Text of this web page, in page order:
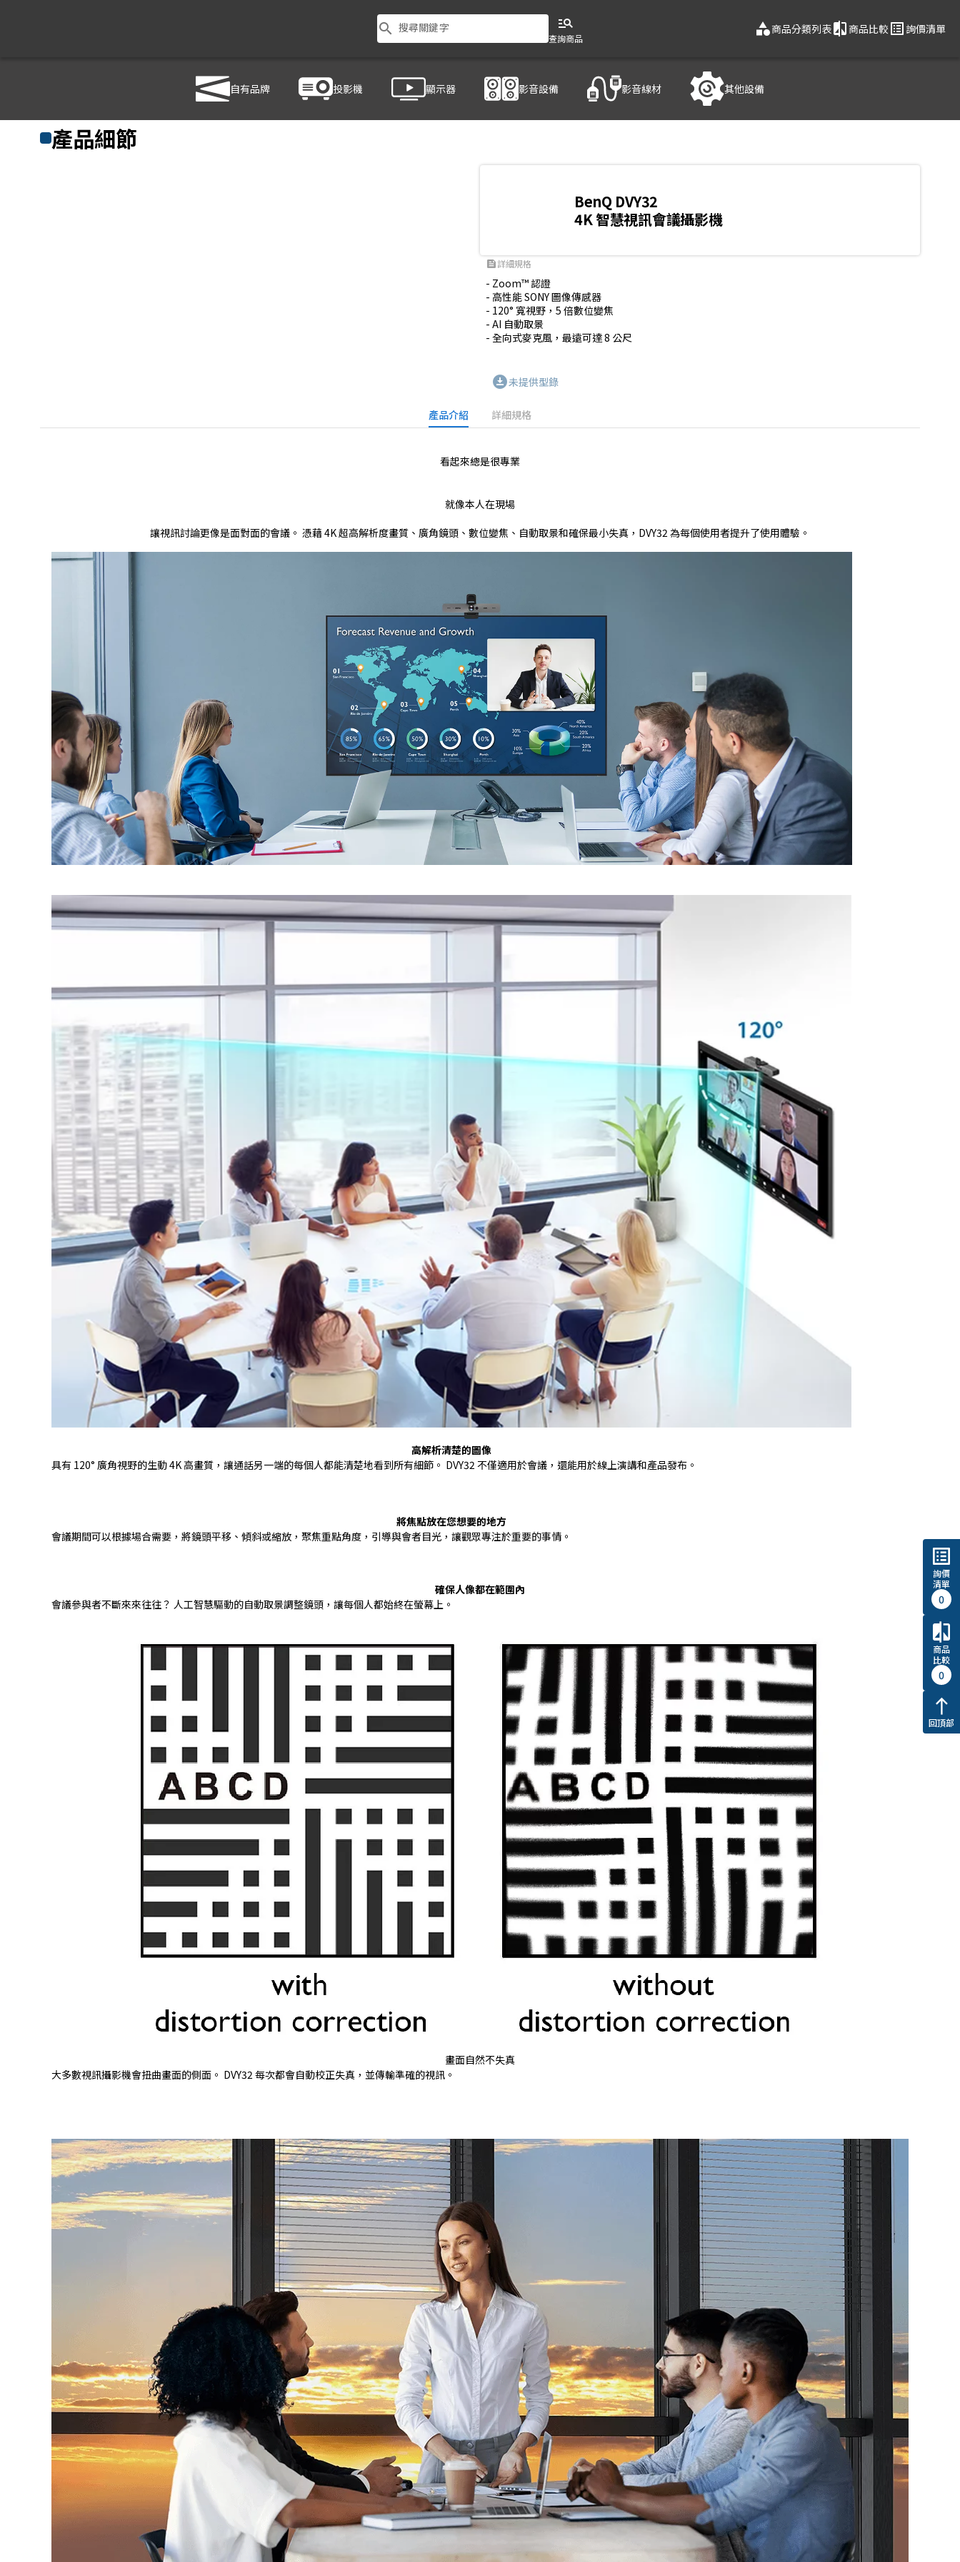
search 搜尋關鍵字 manage_search
查詢商品
category商品分類列表compare商品比較 list_alt 詢價清單
自有品牌 投影機 顯示器 影音設備 影音線材 其他設備
視訊/直錄播系統 / BenQ DVY32
產品細節
BenQ DVY32
4K 智慧視訊會議攝影機
feed詳細規格
- Zoom™ 認證
- 高性能 SONY 圖像傳感器
- 120° 寬視野，5 倍數位變焦
- AI 自動取景
- 全向式麥克風，最遠可達 8 公尺
download_for_offline未提供型錄
產品介紹 詳細規格
看起來總是很專業
就像本人在現場
讓視訊討論更像是面對面的會議。 憑藉 4K 超高解析度畫質、廣角鏡頭、數位變焦、自動取景和確保最小失真，DVY32 為每個使用者提升了使用體驗。
高解析清楚的圖像
具有 120° 廣角視野的生動 4K 高畫質，讓通話另一端的每個人都能清楚地看到所有細節。 DVY32 不僅適用於會議，還能用於線上演講和產品發布。
將焦點放在您想要的地方
會議期間可以根據場合需要，將鏡頭平移、傾斜或縮放，聚焦重點角度，引導與會者目光，讓觀眾專注於重要的事情。
確保人像都在範圍內
會議參與者不斷來來往往？ 人工智慧驅動的自動取景調整鏡頭，讓每個人都始終在螢幕上。
畫面自然不失真
大多數視訊攝影機會扭曲畫面的側面。 DVY32 每次都會自動校正失真，並傳輸準確的視訊。
list_alt
詢價
清單
0
compare
商品
比較
0
north
回頂部